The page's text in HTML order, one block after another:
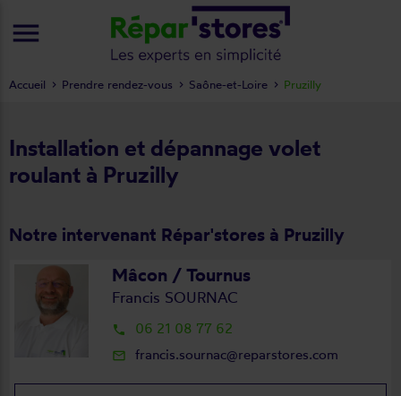
Installation et dépannage volet
roulant à Pruzilly
Notre intervenant Répar'stores à Pruzilly
Mâcon / Tournus
Francis SOURNAC
local_phone 06 21 08 77 62
mail_outline francis.sournac@reparstores.com
Accueil Prendre rendez-vous Saône-et-Loire Pruzilly
menu